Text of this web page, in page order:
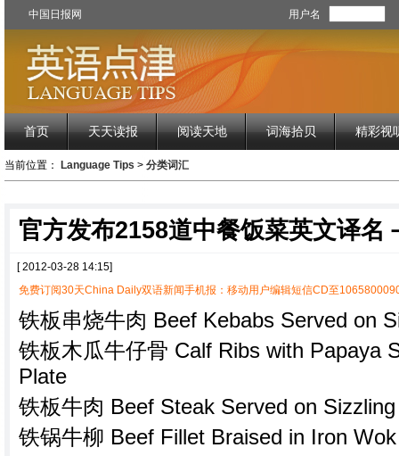
中国日报网 用户名
首页 天天读报 阅读天地 词海拾贝 精彩视
当前位置： Language Tips > 分类词汇
官方发布2158道中餐饭菜英文译名
[ 2012-03-28 14:15]
免费订阅30天China Daily双语新闻手机报：移动用户编辑短信CD至
铁板串烧牛肉 Beef Kebabs Served on
铁板木瓜牛仔骨 Calf Ribs with Papaya
Plate
铁板牛肉 Beef Steak Served on
铁锅牛柳 Beef Fillet Braised in Iron Wok